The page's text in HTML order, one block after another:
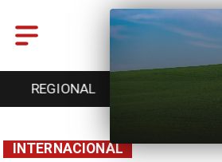
ENTRETENCIÓN
INTERNACIONAL